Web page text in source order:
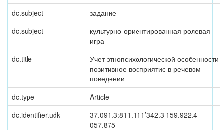
dc.subject
задание
dc.subject
культурно-ориентированная ролевая
игра
dc.title
Учет этнопсихологической особенности
позитивное восприятие в речевом
поведении
dc.type
Article
dc.identifier.udk
37.091.3:811.111’342.3:159.922.4-
057.875